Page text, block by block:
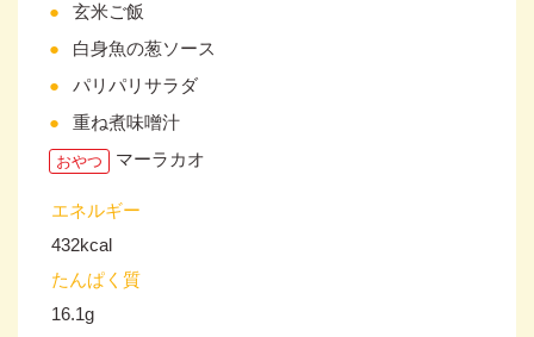
玄米ご飯
白身魚の葱ソース
パリパリサラダ
重ね煮味噌汁
おやつ マーラカオ
エネルギー
432kcal
たんぱく質
16.1g